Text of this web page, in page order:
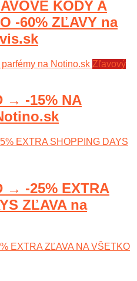
KÓDY A
-60% ZĽAVY na
Zľavový
→ -15% NA
→ -25% EXTRA
ZĽAVA na